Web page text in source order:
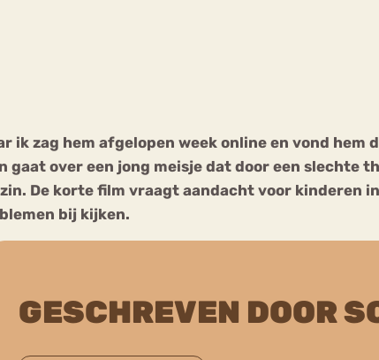
ik zag hem afgelopen week online en vond
gaat over een jong meisje dat door een slechte
De korte film vraagt aandacht voor kinderen
bij kijken.
GESCHREVEN DOOR